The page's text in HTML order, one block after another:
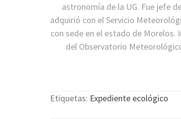
astronomía de la UG. Fue jefe
adquirió con el Servicio
con sede en el estado de Morelos.
del Observatorio
Etiquetas: Expediente ecológico